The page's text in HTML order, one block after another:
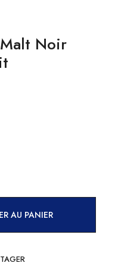
Noir
AU PANIER